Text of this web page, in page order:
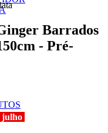
Barrados
- Pré-
julho